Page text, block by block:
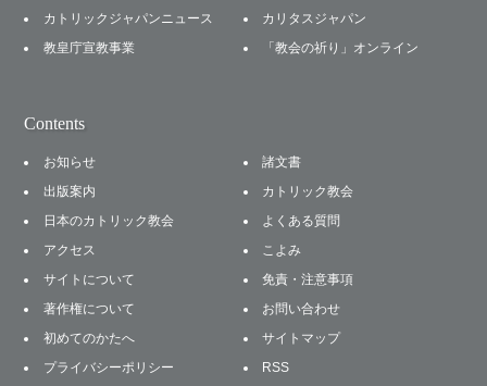
カトリックジャパンニュース
カリタスジャパン
教皇庁宣教事業
「教会の祈り」オンライン
Contents
お知らせ
諸文書
出版案内
カトリック教会
日本のカトリック教会
よくある質問
アクセス
こよみ
サイトについて
免責・注意事項
著作権について
お問い合わせ
初めてのかたへ
サイトマップ
プライバシーポリシー
RSS